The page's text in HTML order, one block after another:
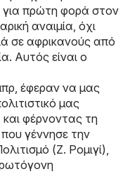
πρώτη φορά στον
αναιμία, όχι
σε αφρικανούς από
Αυτός είναι ο
έφεραν να μας
μας
φέρνοντας τη
γέννησε την
(Ζ. Ρομιγί),